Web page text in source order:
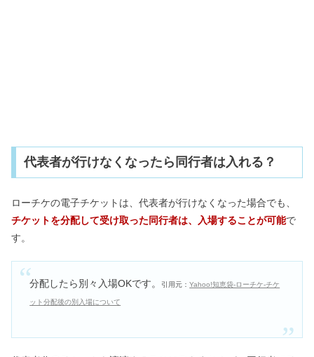
代表者が行けなくなったら同行者は入れる？
ローチケの電子チケットは、 代表者が行けなくなった場合でも、
チケットを分配して受け取った同行者は、入場することが可能で
す。
分配したら別々入場OKです。 引用元：Yahoo!知恵袋‐ローチケ‐チケ
ット分配後の別入場について